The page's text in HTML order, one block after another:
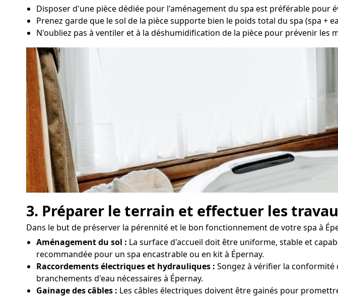
Disposer d'une pièce dédiée pour l'aménagement du spa est préférable pour
Prenez garde que le sol de la pièce supporte bien le poids total du spa (spa +
N'oubliez pas à ventiler et à la déshumidification de la pièce pour prévenir les
3. Préparer le terrain et effectuer les
Dans le but de préserver la pérennité et le bon fonctionnement de votre spa à
Aménagement du sol : La surface d'accueil doit être uniforme, stable et
recommandée pour un spa encastrable ou en kit à Épernay.
Raccordements électriques et hydrauliques : Songez à vérifier la conformité
branchements d'eau nécessaires à Épernay.
Gainage des câbles : Les câbles électriques doivent être gainés pour